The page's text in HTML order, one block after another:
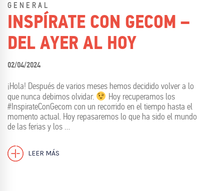
GENERAL
INSPÍRATE CON GECOM –
DEL AYER AL HOY
02/04/2024
¡Hola! Después de varios meses hemos decidido volver a lo
que nunca debimos olvidar.
Hoy recuperamos los
#InspirateConGecom con un recorrido en el tiempo hasta el
momento actual. Hoy repasaremos lo que ha sido el mundo
de las ferias y los …
LEER MÁS